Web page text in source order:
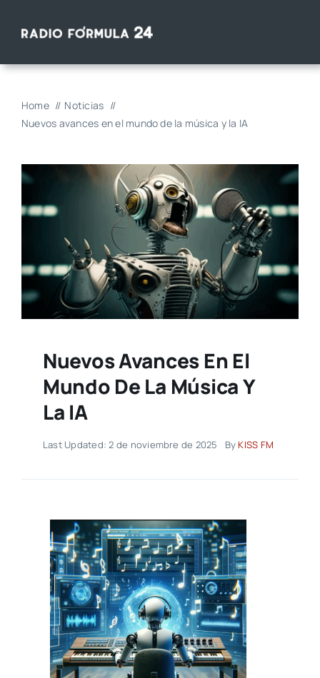
Home
Noticias
Nuevos avances en el mundo de la música y la IA
Nuevos Avances En El
Mundo De La Música Y
La IA
Last Updated: 2 de noviembre de 2025 By KISS FM